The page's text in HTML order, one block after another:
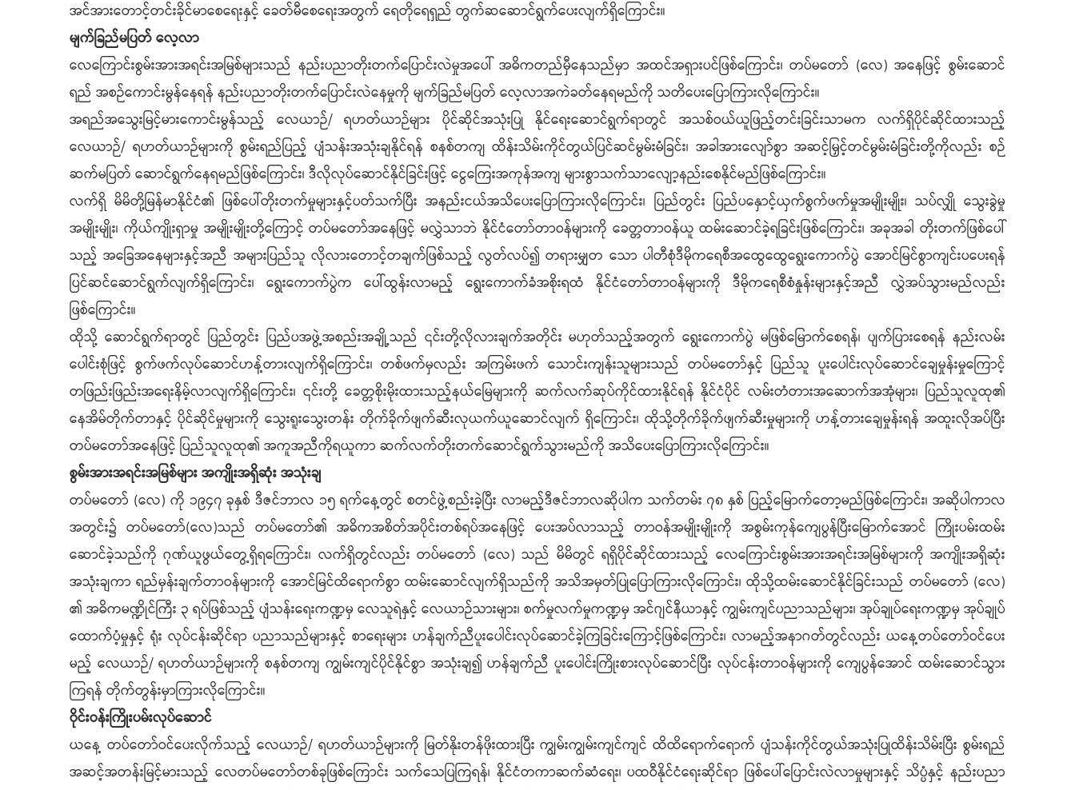
အင်အားတောင့်တင်းခိုင်မာစေရေးနှင့် ခေတ်မီစေရေးအတွက် ရေတိုရေရှည် တွက်ဆဆောင်ရွက်ပေးလျက်ရှိကြောင်း။
မျက်ခြည်မပြတ် လေ့လာ
လေကြောင်းစွမ်းအားအရင်းအမြစ်များသည် နည်းပညာတိုးတက်ပြောင်းလဲမှုအပေါ် အဓိကတည်မှီနေသည်မှာ အထင်အရှားပင်ဖြစ်ကြောင်း၊ တပ်မတော် (လေ) အနေဖြင့် စွမ်းဆောင်
ရည် အစဉ်ကောင်းမွန်နေရန် နည်းပညာတိုးတက်ပြောင်းလဲနေမှုကို မျက်ခြည်မပြတ် လေ့လာအကဲခတ်နေရမည်ကို သတိပေးပြောကြားလိုကြောင်း။
အရည်အသွေးမြင့်မားကောင်းမွန်သည့် လေယာဉ်/ ရဟတ်ယာဉ်များ ပိုင်ဆိုင်အသုံးပြု နိုင်ရေးဆောင်ရွက်ရာတွင် အသစ်ဝယ်ယူဖြည့်တင်းခြင်းသာမက လက်ရှိပိုင်ဆိုင်ထားသည့်
လေယာဉ်/ ရဟတ်ယာဉ်များကို စွမ်းရည်ပြည့် ပျံသန်းအသုံးချနိုင်ရန် စနစ်တကျ ထိန်းသိမ်းကိုင်တွယ်ပြင်ဆင်မွမ်းမံခြင်း၊ အခါအားလျော်စွာ အဆင့်မြှင့်တင်မွမ်းမံခြင်းတို့ကိုလည်း စဉ်
ဆက်မပြတ် ဆောင်ရွက်နေရမည်ဖြစ်ကြောင်း၊ ဒီလိုလုပ်ဆောင်နိုင်ခြင်းဖြင့် ငွေကြေးအကုန်အကျ များစွာသက်သာလျော့နည်းစေနိုင်မည်ဖြစ်ကြောင်း။
လက်ရှိ မိမိတို့မြန်မာနိုင်ငံ၏ ဖြစ်ပေါ်တိုးတက်မှုများနှင့်ပတ်သက်ပြီး အနည်းငယ်အသိပေးပြောကြားလိုကြောင်း၊ ပြည်တွင်း ပြည်ပနှောင့်ယှက်စွက်ဖက်မှုအမျိုးမျိုး၊ သပ်လျှို သွေးခွဲမှု
အမျိုးမျိုး၊ ကိုယ်ကျိုးရှာမှု အမျိုးမျိုးတို့ကြောင့် တပ်မတော်အနေဖြင့် မလွှဲသာဘဲ နိုင်ငံတော်တာဝန်များကို ခေတ္တတာဝန်ယူ ထမ်းဆောင်ခဲ့ရခြင်းဖြစ်ကြောင်း၊ အခုအခါ တိုးတက်ဖြစ်ပေါ်
သည့် အခြေအနေများနှင့်အညီ အများပြည်သူ လိုလားတောင့်တချက်ဖြစ်သည့် လွတ်လပ်၍ တရားမျှတ သော ပါတီစုံဒီမိုကရေစီအထွေထွေရွေးကောက်ပွဲ အောင်မြင်စွာကျင်းပပေးရန်
ပြင်ဆင်ဆောင်ရွက်လျက်ရှိကြောင်း၊ ရွေးကောက်ပွဲက ပေါ်ထွန်းလာမည့် ရွေးကောက်ခံအစိုးရထံ နိုင်ငံတော်တာဝန်များကို ဒီမိုကရေစီစံနှုန်းများနှင့်အညီ လွှဲအပ်သွားမည်လည်း
ဖြစ်ကြောင်း။
ထိုသို့ ဆောင်ရွက်ရာတွင် ပြည်တွင်း ပြည်ပအဖွဲ့အစည်းအချို့သည် ၎င်းတို့လိုလားချက်အတိုင်း မဟုတ်သည့်အတွက် ရွေးကောက်ပွဲ မဖြစ်မြောက်စေရန်၊ ပျက်ပြားစေရန် နည်းလမ်း
ပေါင်းစုံဖြင့် စွက်ဖက်လုပ်ဆောင်ဟန့်တားလျက်ရှိကြောင်း၊ တစ်ဖက်မှလည်း အကြမ်းဖက် သောင်းကျန်းသူများသည် တပ်မတော်နှင့် ပြည်သူ ပူးပေါင်းလုပ်ဆောင်ချေမှုန်းမှုကြောင့်
တဖြည်းဖြည်းအရေးနိမ့်လာလျက်ရှိကြောင်း၊ ၎င်းတို့ ခေတ္တစိုးမိုးထားသည့်နယ်မြေများကို ဆက်လက်ဆုပ်ကိုင်ထားနိုင်ရန် နိုင်ငံပိုင် လမ်းတံတားအဆောက်အအုံများ၊ ပြည်သူလူထု၏
နေအိမ်တိုက်တာနှင့် ပိုင်ဆိုင်မှုများကို သွေးရူးသွေးတန်း တိုက်ခိုက်ဖျက်ဆီးလုယက်ယူဆောင်လျက် ရှိကြောင်း၊ ထိုသို့တိုက်ခိုက်ဖျက်ဆီးမှုများကို ဟန့်တားချေမှုန်းရန် အထူးလိုအပ်ပြီး
တပ်မတော်အနေဖြင့် ပြည်သူလူထု၏ အကူအညီကိုရယူကာ ဆက်လက်တိုးတက်ဆောင်ရွက်သွားမည်ကို အသိပေးပြောကြားလိုကြောင်း။
စွမ်းအားအရင်းအမြစ်များ အကျိုးအရှိဆုံး အသုံးချ
တပ်မတော် (လေ) ကို ၁၉၄၇ ခုနှစ် ဒီဇင်ဘာလ ၁၅ ရက်နေ့တွင် စတင်ဖွဲ့စည်းခဲ့ပြီး လာမည့်ဒီဇင်ဘာလဆိုပါက သက်တမ်း ၇၈ နှစ် ပြည့်မြောက်တော့မည်ဖြစ်ကြောင်း၊ အဆိုပါကာလ
အတွင်း၌ တပ်မတော်(လေ)သည် တပ်မတော်၏ အဓိကအစိတ်အပိုင်းတစ်ရပ်အနေဖြင့် ပေးအပ်လာသည့် တာဝန်အမျိုးမျိုးကို အစွမ်းကုန်ကျေပွန်ပြီးမြောက်အောင် ကြိုးပမ်းထမ်း
ဆောင်ခဲ့သည်ကို ဂုဏ်ယူဖွယ်တွေ့ရှိရကြောင်း၊ လက်ရှိတွင်လည်း တပ်မတော် (လေ) သည် မိမိတွင် ရရှိပိုင်ဆိုင်ထားသည့် လေကြောင်းစွမ်းအားအရင်းအမြစ်များကို အကျိုးအရှိဆုံး
အသုံးချကာ ရည်မှန်းချက်တာဝန်များကို အောင်မြင်ထိရောက်စွာ ထမ်းဆောင်လျက်ရှိသည်ကို အသိအမှတ်ပြုပြောကြားလိုကြောင်း၊ ထိုသို့ထမ်းဆောင်နိုင်ခြင်းသည် တပ်မတော် (လေ)
၏ အဓိကမဏ္ဍိုင်ကြီး ၃ ရပ်ဖြစ်သည့် ပျံသန်းရေးကဏ္ဍမှ လေသူရဲနှင့် လေယာဉ်သားများ၊ စက်မှုလက်မှုကဏ္ဍမှ အင်ဂျင်နီယာနှင့် ကျွမ်းကျင်ပညာသည်များ၊ အုပ်ချုပ်ရေးကဏ္ဍမှ အုပ်ချုပ်
ထောက်ပံ့မှုနှင့် ရုံး လုပ်ငန်းဆိုင်ရာ ပညာသည်များနှင့် စာရေးများ ဟန်ချက်ညီပူးပေါင်းလုပ်ဆောင်ခဲ့ကြခြင်းကြောင့်ဖြစ်ကြောင်း၊ လာမည့်အနာဂတ်တွင်လည်း ယနေ့တပ်တော်ဝင်ပေး
မည့် လေယာဉ်/ ရဟတ်ယာဉ်များကို စနစ်တကျ ကျွမ်းကျင်ပိုင်နိုင်စွာ အသုံးချ၍ ဟန်ချက်ညီ ပူးပေါင်းကြိုးစားလုပ်ဆောင်ပြီး လုပ်ငန်းတာဝန်များကို ကျေပွန်အောင် ထမ်းဆောင်သွား
ကြရန် တိုက်တွန်းမှာကြားလိုကြောင်း။
ဝိုင်းဝန်းကြိုးပမ်းလုပ်ဆောင်
ယနေ့ တပ်တော်ဝင်ပေးလိုက်သည့် လေယာဉ်/ ရဟတ်ယာဉ်များကို မြတ်နိုးတန်ဖိုးထားပြီး ကျွမ်းကျွမ်းကျင်ကျင် ထိထိရောက်ရောက် ပျံသန်းကိုင်တွယ်အသုံးပြုထိန်းသိမ်းပြီး စွမ်းရည်
အဆင့်အတန်းမြင့်မားသည့် လေတပ်မတော်တစ်ခုဖြစ်ကြောင်း သက်သေပြကြရန်၊ နိုင်ငံတကာဆက်ဆံရေး၊ ပထဝီနိုင်ငံရေးဆိုင်ရာ ဖြစ်ပေါ်ပြောင်းလဲလာမှုများနှင့် သိပ္ပံနှင့် နည်းပညာ